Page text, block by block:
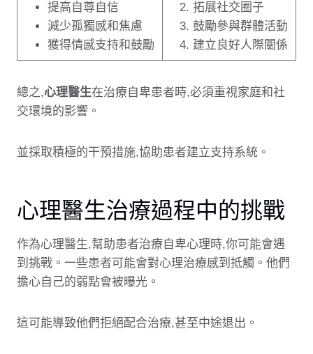
提高自尊自信
減少孤獨感和焦慮
獲得情感支持和鼓勵
拓展社交圈子
鼓勵參與群體活動
建立良好人際關係
總之,心理醫生在治療自卑患者時,必須重視家庭和社
交環境的影響。
並採取積極的干預措施,協助患者建立支持系統。
心理醫生治療過程中的挑戰
作為心理醫生,幫助患者治療自卑心理時,你可能會遇
到挑戰。一些患者可能會對心理治療感到抵觸。他們
擔心自己的弱點會被曝光。
這可能導致他們拒絕配合治療,甚至中途退出。